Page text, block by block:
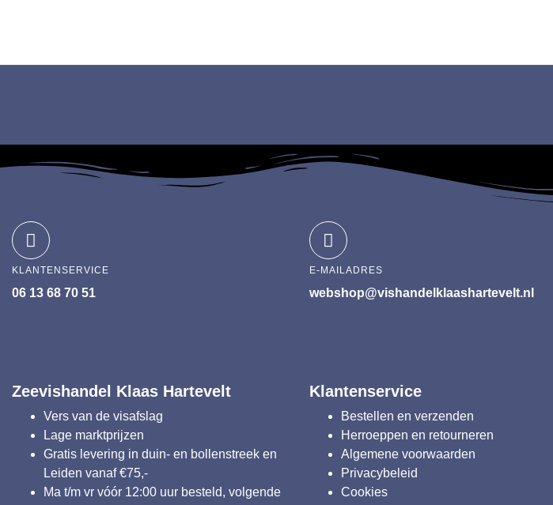
KLANTENSERVICE
06 13 68 70 51
E-MAILADRES
webshop@vishandelklaashartevelt.nl
Zeevishandel Klaas Hartevelt
Vers van de visafslag
Lage marktprijzen
Gratis levering in duin- en bollenstreek en
Leiden vanaf €75,-
Ma t/m vr vóór 12:00 uur besteld, volgende
Klantenservice
Bestellen en verzenden
Herroeppen en retourneren
Algemene voorwaarden
Privacybeleid
Cookies